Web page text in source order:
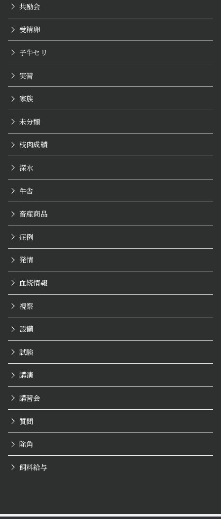
共励会
受精卵
子牛セリ
実習
家族
未分類
枝肉成績
深水
牛舎
畜産商品
症例
発情
血統情報
視察
設備
試験
講演
講習会
質問
除角
飼料給与